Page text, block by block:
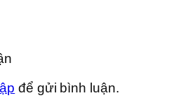
để gửi bình luận.